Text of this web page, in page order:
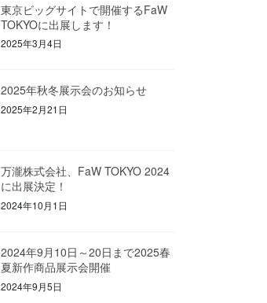
東京ビッグサイトで開催するFaW
TOKYOに出展します！
2025年3月4日
2025年秋冬展示会のお知らせ
2025年2月21日
万瀧株式会社、FaW TOKYO 2024
に出展決定！
2024年10月1日
2024年9月10日～20日まで2025春
夏新作商品展示会開催
2024年9月5日